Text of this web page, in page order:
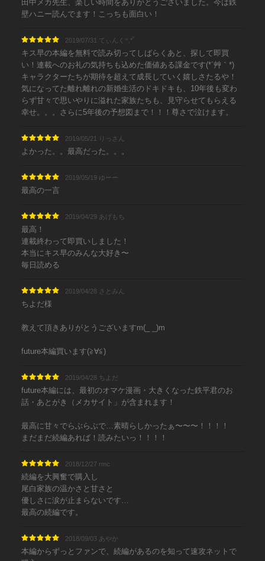
田中メカ先生、楽しい時間をありがとうございました。今は鉄
壁ハニー読んでます！こっちも面白い！
2019/07/31 てぃんく꙳.*˚
キス早の本編を無料で読み切ってしばらくあと、探して即買
い！連載へのお礼の気持ちも込めた価値ある課金です(*´艸｀*)
キャラクターたちが期待を超えて成長していく嬉しさたるや！
気になってた離れ離れの新婚生活のドキドキも、10年後も変わ
らず甘々で思いやりに溢れた家族たちも、見守らせてもらえる
幸せ。。。さらに5年後の予想図まで！！！尊さで泣けます。
2019/05/21 りっさん
よかった。。最高だった。。。
2019/05/19 ゆーー
最高の一言
2019/04/29 あげもち
最高！
連載終わって即買いしました！
本当にキス早のみんな大好き〜
毎日読める
2019/04/28 さとみん
ちよだ様
教えて頂きありがとうございますm(_ _)m
future本編買います(≧∀≦)
2019/04/28 ちよだ
future本編には、最初のオマケ漫画・大きくなった鉄平君のお
話・あとがき（メカサイト」が含まれます！
最高に甘々でらぶらぶで…素晴らしかったぁ〜〜〜！！！！
まだまだ続編あれば！読みたいっ！！！！
2018/12/27 rmc
続編を大興奮で購入し
尾白家族の温かさと甘さと
優しさに涙が止まらないです…
最高の続編です。
2018/09/03 あやか
本編からずっとファンで、続編があるのを知って速攻ネットで